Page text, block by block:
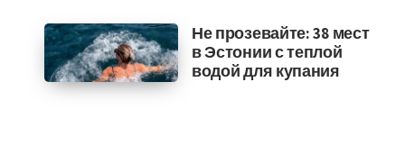
Не прозевайте: 38 мест
в Эстонии с теплой
водой для купания